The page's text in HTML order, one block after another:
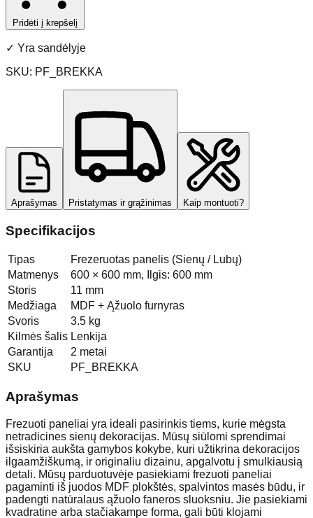
Pridėti į krepšelį
✓ Yra sandėlyje
SKU: PF_BREKKA
Aprašymas Pristatymas ir grąžinimas Kaip montuoti?
Specifikacijos
Tipas
Frezeruotas panelis (Sienų / Lubų)
Matmenys
600 × 600 mm, Ilgis: 600 mm
Storis
11 mm
Medžiaga
MDF + Ąžuolo furnyras
Svoris
3.5 kg
Kilmės šalis Lenkija
Garantija
2 metai
SKU
PF_BREKKA
Aprašymas
Frezuoti paneliai yra ideali pasirinkis tiems, kurie mėgsta
netradicines sienų dekoracijas. Mūsų siūlomi sprendimai
išsiskiria aukšta gamybos kokybe, kuri užtikrina dekoracijos
ilgaamžiškumą, ir originaliu dizainu, apgalvotu į smulkiausią
detali. Mūsų parduotuvėje pasiekiami frezuoti paneliai
pagaminti iš juodos MDF plokštės, spalvintos masės būdu, ir
padengti natūralaus ąžuolo faneros sluoksniu. Jie pasiekiami
kvadratine arba stačiakampe forma, gali būti klojami